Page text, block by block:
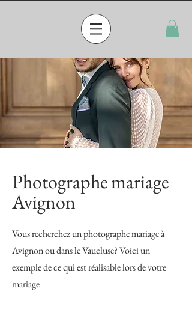
Photographe mariage
Avignon
Vous recherchez un photographe mariage à
Avignon ou dans le Vaucluse? Voici un
exemple de ce qui est réalisable lors de votre
mariage